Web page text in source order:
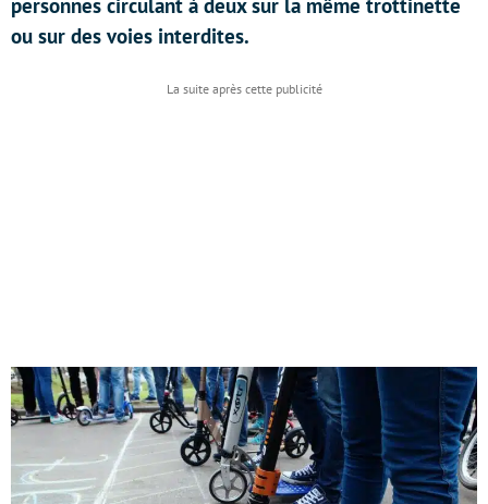
personnes circulant à deux sur la même trottinette
ou sur des voies interdites.